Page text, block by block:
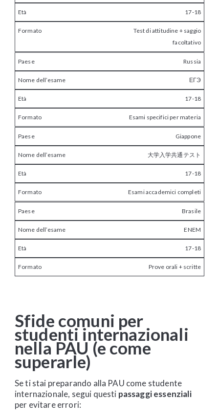
17-18
Test di attitudine + saggio
facoltativo
Russia
ЕГЭ
17-18
Esami specifici per materia
Giappone
大学入学共通テスト
17-18
Esami accademici completi
Brasile
ENEM
17-18
Prove orali + scritte
Sfide comuni per
studenti internazionali
nella PAU (e come
superarle)
Se ti stai preparando alla PAU come studente
internazionale, segui questi passaggi essenziali
per evitare errori: